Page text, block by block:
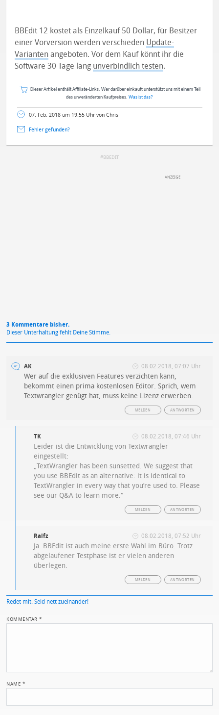
BBEdit 12 kostet als Einzelkauf 50 Dollar, für Besitzer
einer Vorversion werden verschieden Update-
Varianten angeboten. Vor dem Kauf könnt ihr die
Software 30 Tage lang unverbindlich testen.
Dieser Artikel enthält Affiliate-Links. Wer darüber einkauft unterstützt uns mit einem Teil
des unveränderten Kaufpreises. Was ist das?
07. Feb. 2018 um 19:55 Uhr von Chris
Fehler gefunden?
BBEDIT
3 Kommentare bisher.
Dieser Unterhaltung fehlt Deine Stimme.
AK 08.02.2018, 07:07 Uhr
Wer auf die exklusiven Features verzichten kann,
bekommt einen prima kostenlosen Editor. Sprich, wem
Textwrangler genügt hat, muss keine Lizenz erwerben.
ANTWORTEN
MELDEN
TK 08.02.2018, 07:46 Uhr
Leider ist die Entwicklung von Textwrangler
eingestellt:
„TextWrangler has been sunsetted. We suggest that
you use BBEdit as an alternative: it is identical to
TextWrangler in every way that you’re used to. Please
see our Q&A to learn more.“
ANTWORTEN
MELDEN
Ralfz 08.02.2018, 07:52 Uhr
Ja. BBEdit ist auch meine erste Wahl im Büro. Trotz
abgelaufener Testphase ist er vielen anderen
überlegen.
ANTWORTEN
MELDEN
Redet mit. Seid nett zueinander!
KOMMENTAR*
NAME *